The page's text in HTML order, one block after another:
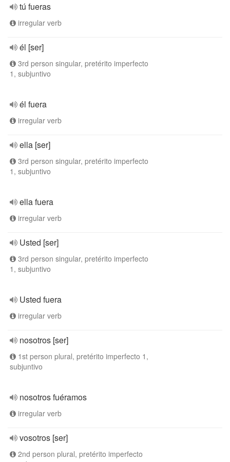
tú fueras
irregular verb
él [ser]
3rd person singular, pretérito imperfecto
1, subjuntivo
él fuera
irregular verb
ella [ser]
3rd person singular, pretérito imperfecto
1, subjuntivo
ella fuera
irregular verb
Usted [ser]
3rd person singular, pretérito imperfecto
1, subjuntivo
Usted fuera
irregular verb
nosotros [ser]
1st person plural, pretérito imperfecto 1,
subjuntivo
nosotros fuéramos
irregular verb
vosotros [ser]
2nd person plural, pretérito imperfecto